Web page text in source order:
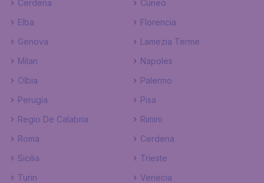
Cerdena
Cuneo
Elba
Florencia
Genova
Lamezia Terme
Milan
Napoles
Olbia
Palermo
Perugia
Pisa
Regio De Calabria
Rimini
Roma
Cerdena
Sicilia
Trieste
Turin
Venecia